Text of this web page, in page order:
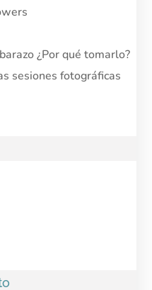
¿Por qué tomarlo?
sesiones fotográficas